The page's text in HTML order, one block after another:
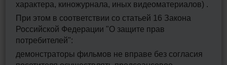
характера, киножурнала, иных видеоматериалов) .
При этом в соответствии со статьей 16 Закона
Российской Федерации "О защите прав
потребителей":
демонстраторы фильмов не вправе без согласия